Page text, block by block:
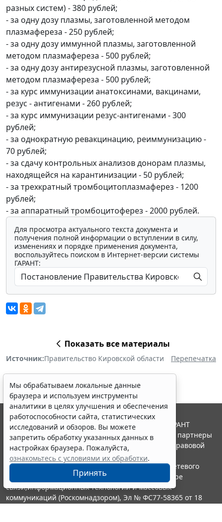
разных систем) - 380 рублей;
- за одну дозу плазмы, заготовленной методом
плазмафереза - 250 рублей;
- за одну дозу иммунной плазмы, заготовленной
методом плазмафереза - 500 рублей;
- за одну дозу антирезусной плазмы, заготовленной
методом плазмафереза - 500 рублей;
- за курс иммунизации анатоксинами, вакцинами,
резус - антигенами - 260 рублей;
- за курс иммунизации резус-антигенами - 300
рублей;
- за однократную ревакцинацию, реиммунизацию -
70 рублей;
- за сдачу контрольных анализов донорам плазмы,
находящейся на карантинизации - 50 рублей;
- за трехкратный тромбоцитоплазмаферез - 1200
рублей;
- за аппаратный тромбоцитоферез - 2000 рублей.
Для просмотра актуального текста документа и
получения полной информации о вступлении в силу,
изменениях и порядке применения документа,
воспользуйтесь поиском в Интернет-версии системы
ГАРАНТ:
Показать все материалы
Источник:Правительство Кировской области Перепечатка
Мы обрабатываем локальные данные
браузера и используем инструменты
аналитики в целях улучшения и обеспечения
работоспособности сайта, статистических
исследований и обзоров. Вы можете
запретить обработку указанных данных в
настройках браузера. Пожалуйста,
ознакомьтесь с условиями их обработки.
Принять
© ООО "НПП "ГАРАНТ-СЕРВИС", 2026. Система ГАРАНТ
выпускается с 1990 года. Компания "Гарант" и ее партнеры
являются участниками Российской ассоциации правовой
информации ГАРАНТ.
Портал ГАРАНТ.РУ зарегистрирован в качестве сетевого
издания Федеральной службой по надзору в сфере
связи,информационных технологий и массовых
коммуникаций (Роскомнадзором), Эл № ФС77-58365 от 18